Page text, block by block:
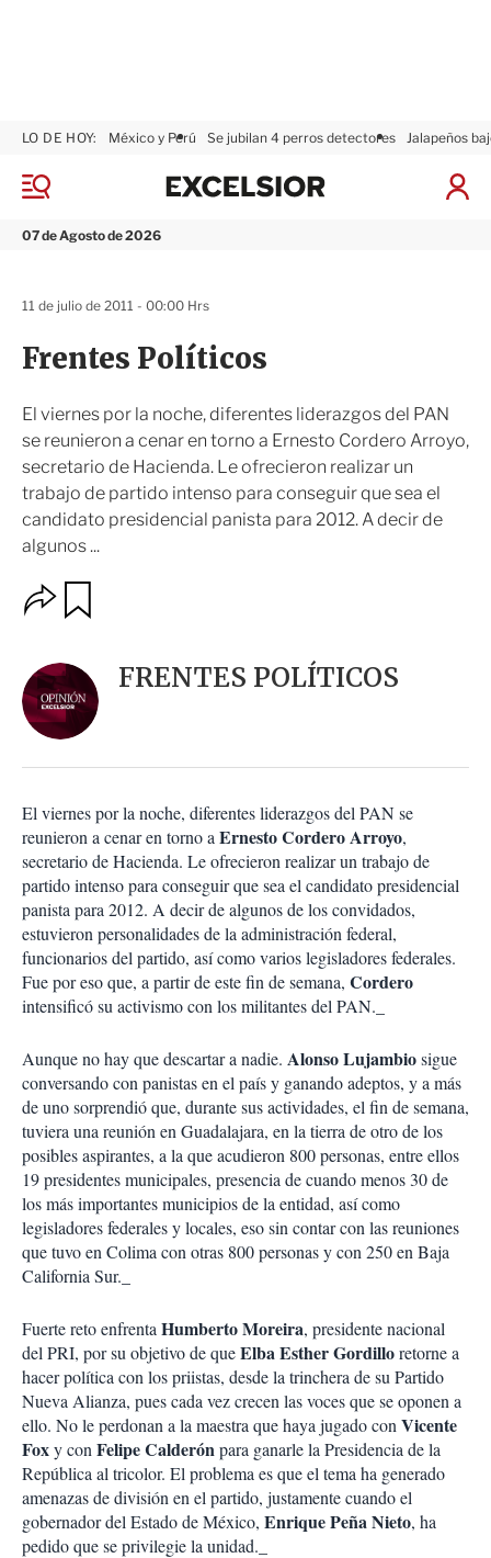
M
n
07 de Agosto de 2026
LO DE HOY: México y Perú Se jubilan 4 perros detectores Jalapeños
I
n
x
Frentes Políticos
El viernes por la noche, diferentes liderazgos del PAN
se reunieron a cenar en torno a Ernesto Cordero Arroyo,
secretario de Hacienda. Le ofrecieron realizar un
trabajo de partido intenso para conseguir que sea el
candidato presidencial panista para 2012. A decir de
algunos ...
11 de julio de 2011 - 00:00 Hrs
O
p
o
n
e
s
o
m
p
a
r
t
i
r
a
r
FRENTES POLÍTICOS
El viernes por la noche, diferentes liderazgos del PAN se
reunieron a cenar en torno a Ernesto Cordero Arroyo,
secretario de Hacienda. Le ofrecieron realizar un trabajo de
partido intenso para conseguir que sea el candidato presidencial
panista para 2012. A decir de algunos de los convidados,
estuvieron personalidades de la administración federal,
funcionarios del partido, así como varios legisladores federales.
Fue por eso que, a partir de este fin de semana, Cordero
intensificó su activismo con los militantes del PAN._
Aunque no hay que descartar a nadie. Alonso Lujambiosigue
conversando con panistas en el país y ganando adeptos, y a más
de uno sorprendió que, durante sus actividades, el fin de semana,
tuviera una reunión en Guadalajara, en la tierra de otro de los
posibles aspirantes, a la que acudieron 800 personas, entre ellos
19 presidentes municipales, presencia de cuando menos 30 de
los más importantes municipios de la entidad, así como
legisladores federales y locales, eso sin contar con las reuniones
que tuvo en Colima con otras 800 personas y con 250 en Baja
California Sur._
Fuerte reto enfrenta Humberto Moreira, presidente nacional
del PRI, por su objetivo de queElba Esther Gordilloretorne a
hacer política con los priistas, desde la trinchera de su Partido
Nueva Alianza, pues cada vez crecen las voces que se oponen a
ello. No le perdonan a la maestra que haya jugado con Vicente
Foxy con Felipe Calderónpara ganarle la Presidencia de la
República al tricolor. El problema es que el tema ha generado
amenazas de división en el partido, justamente cuando el
gobernador del Estado de México, Enrique Peña Nieto, ha
pedido que se privilegie la unidad._